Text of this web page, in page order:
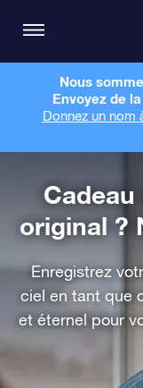
Nous
Envoyez de
Donnez un nom
original ?
Enregistrez
ciel en tant que
et éternel pour